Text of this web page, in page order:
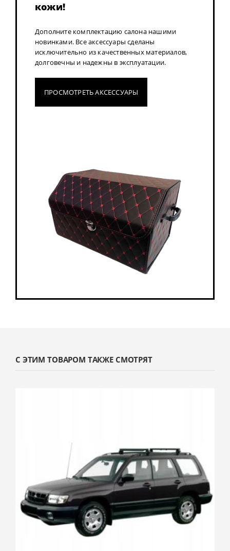
кожи!
Дополните комплектацию салона нашими
новинками. Все аксессуары сделаны
исключительно из качественных материалов,
долговечны и надежны в эксплуатации.
ПРОСМОТРЕТЬ АКСЕССУАРЫ
С ЭТИМ ТОВАРОМ ТАКЖЕ СМОТРЯТ